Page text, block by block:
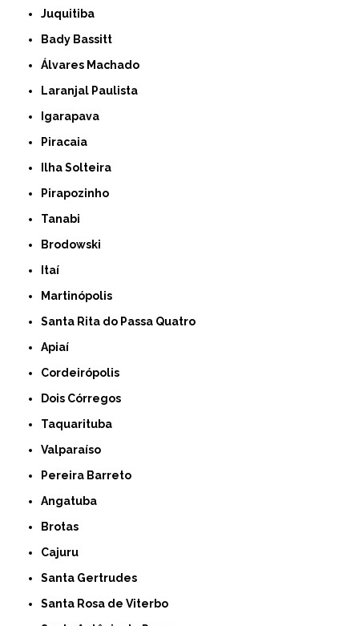
Juquitiba
Bady Bassitt
Álvares Machado
Laranjal Paulista
Igarapava
Piracaia
Ilha Solteira
Pirapozinho
Tanabi
Brodowski
Itaí
Martinópolis
Santa Rita do Passa Quatro
Apiaí
Cordeirópolis
Dois Córregos
Taquarituba
Valparaíso
Pereira Barreto
Angatuba
Brotas
Cajuru
Santa Gertrudes
Santa Rosa de Viterbo